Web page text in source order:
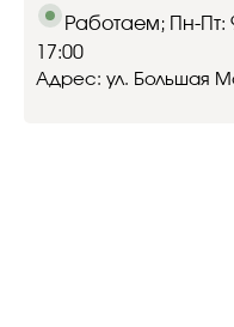
Работаем; Пн-
17:00
Адрес: ул. Большая